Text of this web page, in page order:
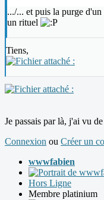
.../... et puis la purge
un rituel
Tiens,
Je passais par là, j'ai vu
Connexion ou Créer un
wwwfabien
Hors Ligne
Membre platinium